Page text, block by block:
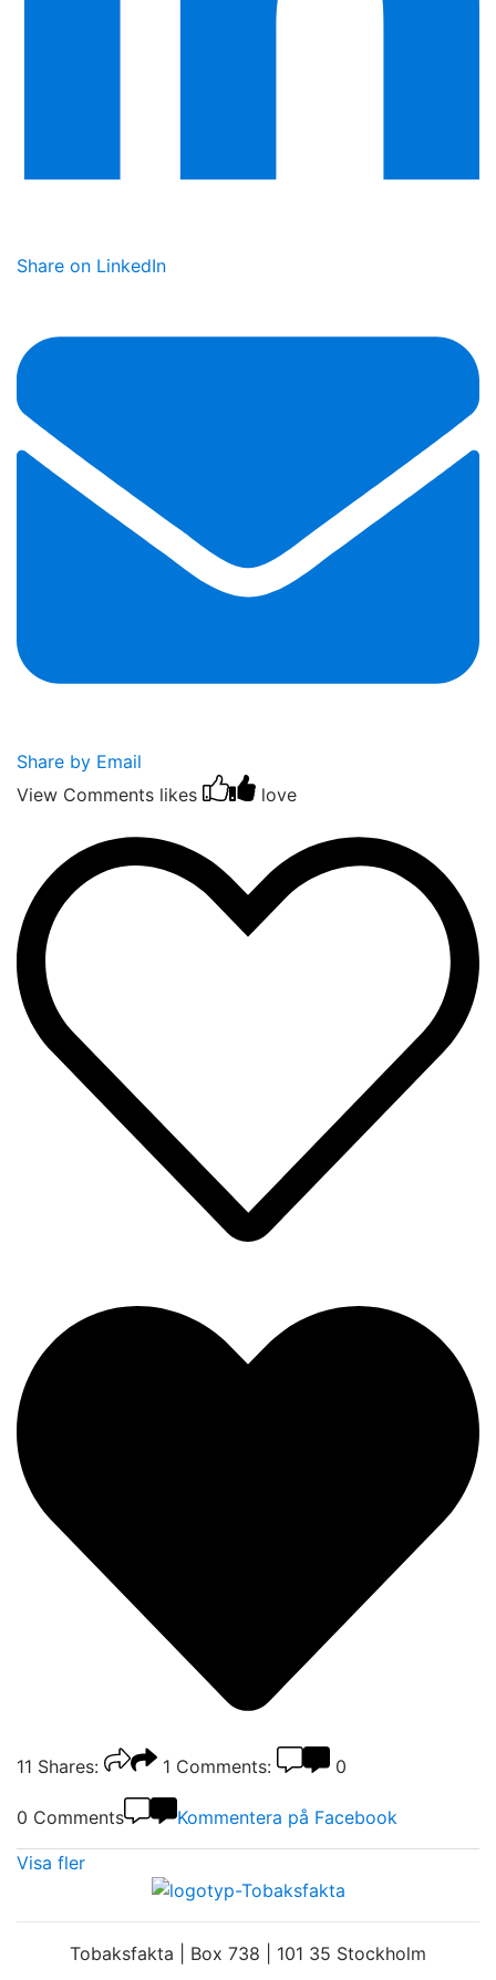
Share on LinkedIn
Share by Email
View Comments likes love
11 Shares: 1 Comments: 0
0 Comments Kommentera på Facebook
Visa fler
Tobaksfakta | Box 738 | 101 35 Stockholm